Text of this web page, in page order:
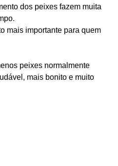
dos peixes fazem muita
mais importante para quem
peixes normalmente
mais bonito e muito